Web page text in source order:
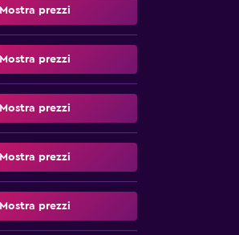
Mostra prezzi
Mostra prezzi
Mostra prezzi
Mostra prezzi
Mostra prezzi